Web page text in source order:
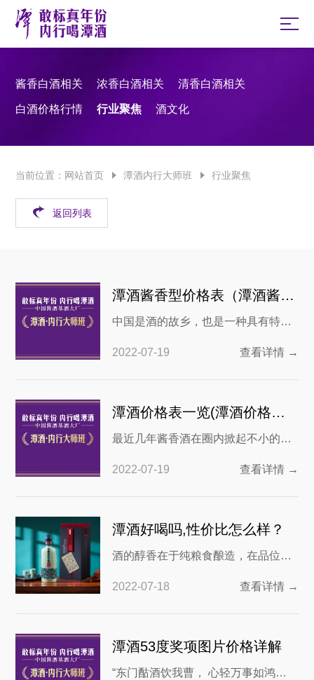
酱香白酒相关 浓香白酒相关 清香白酒相关
白酒价格行情 行业聚焦 酒文化
当前位置： 网站首页 潭酒内行大师班 行业聚焦
返回列表
潭酒酱香型价格表（潭酒酱香型价格表一览）
中国是酒的故乡，也是一种具有特殊
酒的研究一直没有停过，而酱香型白
酒需要三年以上的储存时间，才能够
赤水河畔50年老牌酱酒厂，让我们通
过潭酒酱香型价格表来一起认识潭
2022-07-19 查看详情 →
潭酒价格表一览(潭酒价格表一览紫潭)
最近几年酱香酒在圈内掀起不小的热
大家的关注，特别是潭酒被很多酒友
所喜爱。那潭酒究竟怎么样，他的价
酒品鉴以及潭酒价格表一览。 1.说说
潭酒的发展 潭酒发源于四川省泸州市
2022-07-19 查看详情 →
潭酒好喝吗,性价比怎么样？
酒的醇香在于纯粮食酿造，在品位酒
文化。潭酒好喝吗，如果单从市场的
反馈上来说的话，答案是肯定的，因
于潭酒的魅力。 潭酒的魅力主要体现
在他主打的真年份，酒是一个说起来
2022-07-18 查看详情 →
潭酒53度奖项图片价格详解
“东门酤酒饮我曹， 心轻万事如鸿